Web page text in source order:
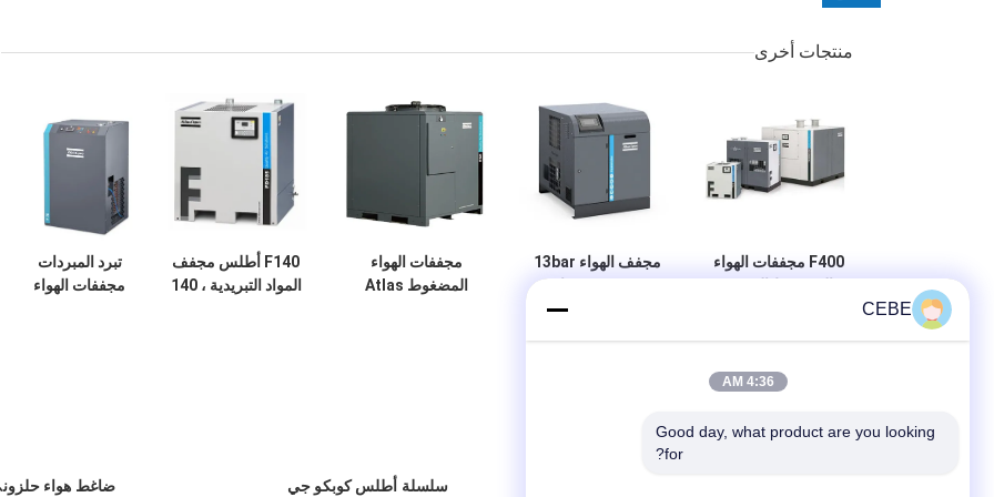
منتجات أخرى
F400 مجففات الهواء
مجفف الهواء 13bar
الهواء المبردة F285
مجففات الهواء
المضغوط Atlas
F140 أطلس مجفف
المواد التبريدية ، 140
تبرد المبردات
مجففات الهواء
ضاغط هواء سلسلة أطلس كوبكو جي
CEBE
4:36 AM
Good day, what product are you looking
for?